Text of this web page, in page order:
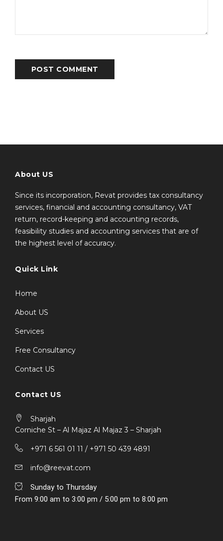
POST COMMENT
About US
Since its incorporation, Revat provides tax consultancy
services, financial and accounting consultancy, VAT
return, record-keeping and accounting records,
feasibility studies and accounting services that are of
the highest level of accuracy.
Quick Link
Home
About US
Services
Free Consultancy
Contact US
Contact US
Sharjah
Corniche St – Al Majaz Al Majaz 3 – Sharjah
+971 6 561 01 11 / ‎+971 50 439 4891
info@reevat.com
Sunday to Thursday
From 9:00 am to 3:00 pm / 5:00 pm to 8:00 pm